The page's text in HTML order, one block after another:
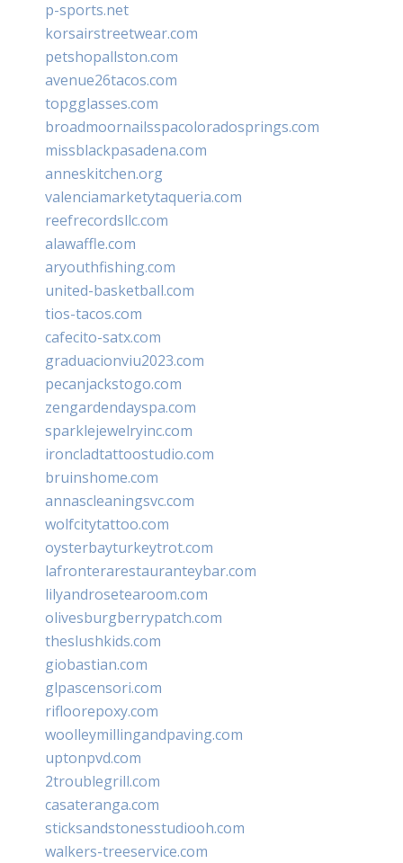
p-sports.net
korsairstreetwear.com
petshopallston.com
avenue26tacos.com
topgglasses.com
broadmoornailsspacoloradosprings.com
missblackpasadena.com
anneskitchen.org
valenciamarketytaqueria.com
reefrecordsllc.com
alawaffle.com
aryouthfishing.com
united-basketball.com
tios-tacos.com
cafecito-satx.com
graduacionviu2023.com
pecanjackstogo.com
zengardendayspa.com
sparklejewelryinc.com
ironcladtattoostudio.com
bruinshome.com
annascleaningsvc.com
wolfcitytattoo.com
oysterbayturkeytrot.com
lafronterarestauranteybar.com
lilyandrosetearoom.com
olivesburgberrypatch.com
theslushkids.com
giobastian.com
glpascensori.com
rifloorepoxy.com
woolleymillingandpaving.com
uptonpvd.com
2troublegrill.com
casateranga.com
sticksandstonesstudiooh.com
walkers-treeservice.com